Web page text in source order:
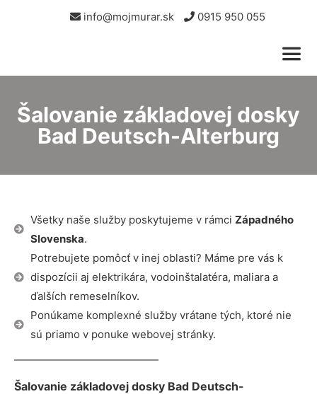
info@mojmurar.sk 0915 950 055
Šalovanie základovej dosky
Bad Deutsch-Alterburg
Všetky naše služby poskytujeme v rámci Západného
Slovenska.
Potrebujete pomôcť v inej oblasti? Máme pre vás k
dispozícii aj elektrikára, vodoinštalatéra, maliara a
ďalších remeselníkov.
Ponúkame komplexné služby vrátane tých, ktoré nie
sú priamo v ponuke webovej stránky.
Šalovanie základovej dosky Bad Deutsch-